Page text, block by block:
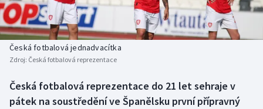
Baseball a softbal
Basketbal
Biatlon
Boby a skeleton
Soutěže
Historické návraty
Aplikace ČT sport
AZ kvíz
Česká fotbalová jednadvacítka
Zdroj: Česká fotbalová reprezentace
Česká fotbalová reprezentace do 21 let sehraje v
pátek na soustředění ve Španělsku první přípravný